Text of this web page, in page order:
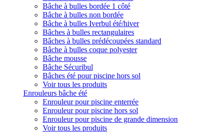
Bâche à bulles bordée 1 côté
Bâche à bulles non bordée
Bâche à bulles Iverbul été/hiver
Bâches à bulles rectangulaires
Bâches à bulles prédécoupées standard
Bâche à bulles coque polyester
Bâche mousse
Bâche Sécuribul
Bâches été pour piscine hors sol
Voir tous les produits
Enrouleurs bâche été
Enrouleur pour piscine enterrée
Enrouleur pour piscine hors sol
Enrouleur pour piscine de grande dimension
Voir tous les produits